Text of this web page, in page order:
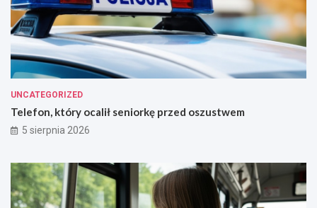
UNCATEGORIZED
Telefon, który ocalił seniorkę przed oszustwem
5 sierpnia 2026